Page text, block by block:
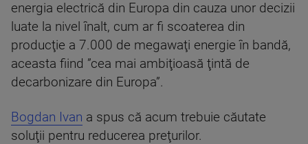
energia electrică din Europa din cauza unor decizii
luate la nivel înalt, cum ar fi scoaterea din
producţie a 7.000 de megawaţi energie în bandă,
aceasta fiind ”cea mai ambiţioasă ţintă de
decarbonizare din Europa”.
Bogdan Ivan a spus că acum trebuie căutate
soluţii pentru reducerea preţurilor.